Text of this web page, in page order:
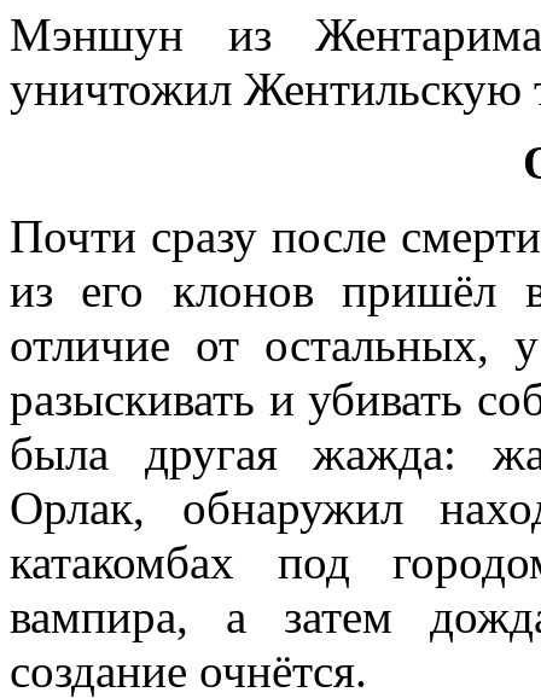
Мэншун из
уничтожил Жентильскую
Почти сразу после
из его клонов пришёл
отличие от
разыскивать и убивать
была другая жажда:
Орлак, обнаружил
катакомбах под
вампира, а затем
создание очнётся.